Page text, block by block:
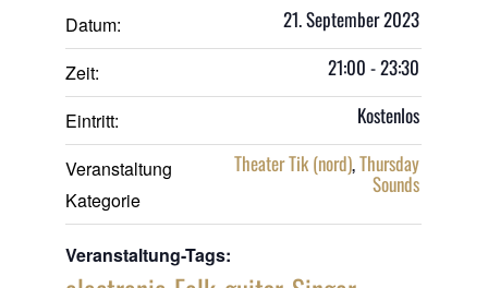
Datum: 21. September 2023
Zeit: 21:00 - 23:30
Eintritt: Kostenlos
Veranstaltung
Kategorie
Theater Tik (nord),Thursday
Sounds
Veranstaltung-Tags: